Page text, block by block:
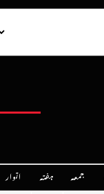
جمعہ ہفتہ اتوار